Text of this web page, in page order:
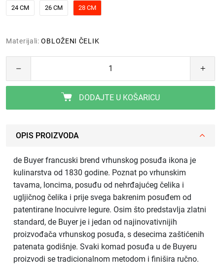
24 CM 26 CM 28 CM
Materijali: OBLOŽENI ČELIK
DODAJTE U KOŠARICU
OPIS PROIZVODA
de Buyer francuski brend vrhunskog posuđa ikona je
kulinarstva od 1830 godine. Poznat po vrhunskim
tavama, loncima, posuđu od nehrđajućeg čelika i
ugljičnog čelika i prije svega bakrenim posuđem od
patentirane Inocuivre legure. Osim što predstavlja zlatni
standard, de Buyer je i jedan od najinovativnijih
proizvođača vrhunskog posuđa, s desecima zaštićenih
patenata godišnje. Svaki komad posuđa u de Buyeru
proizvodi se tradicionalnom metodom i finišira ručno.